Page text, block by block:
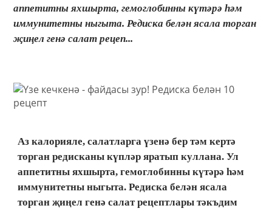
аппетитны яхшырта, гемоглобинны күтәрә һәм
иммунитетны ныгыта. Редиска белән ясала торган
җиңел генә салат рецеп...
Аз калорияле, салатларга үзенә бер тәм кертә
торган редисканы күпләр яратып куллана. Ул
аппетитны яхшырта, гемоглобинны күтәрә һәм
иммунитетны ныгыта. Редиска белән ясала
торган җиңел генә салат рецептлары тәкъдим